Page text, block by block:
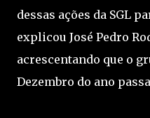
dessas ações da SGL
explicou José Pedro
acrescentando que o
Dezembro do ano